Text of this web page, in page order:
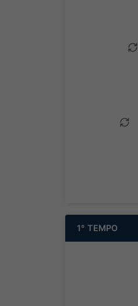
1° TEMPO